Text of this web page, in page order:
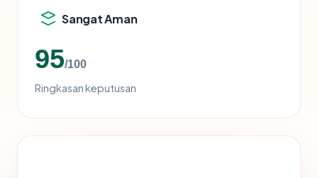
Sangat Aman
95/100
Ringkasan keputusan